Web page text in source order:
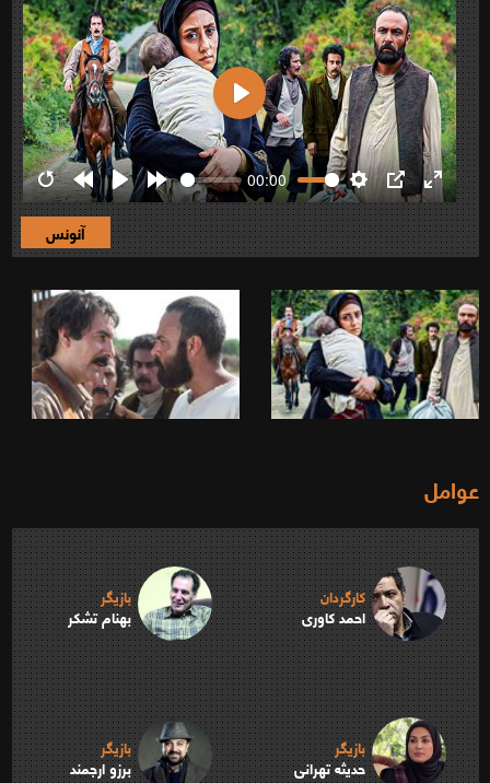
RestartRewind
10s
Play Forward
10s
00:00
Settings
PIP Enter
Play
آنونس
عوامل
کارگردان
احمد کاوری
بازیگر
بهنام تشکر
بازیگر
حدیثه تهرانی
بازیگر
برزو ارجمند